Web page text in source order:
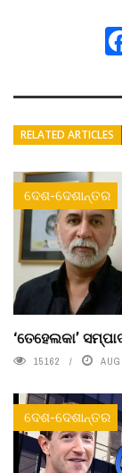
RELATED ARTICLES
ଦେଶ-ଦେଶାନ୍ତର
‘ତେହେଲକା’
15162
ଦେଶ-ଦେଶାନ୍ତର